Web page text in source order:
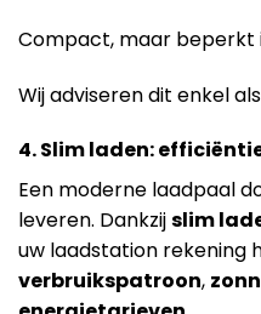
Compact, maar beperkt
Wij adviseren dit enkel
4. Slim laden:
Een moderne laadpaal
leveren. Dankzijslim
uw laadstation rekening
verbruikspatroon,